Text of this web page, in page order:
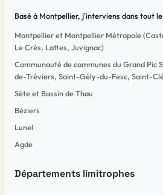
Basé à Montpellier, j'interviens dans tout
Montpellier et Montpellier Métropole
Le Crès, Lattes, Juvignac)
Communauté de communes du Grand Pic
de-Tréviers, Saint-Gély-du-Fesc, Saint-
Sète et Bassin de Thau
Béziers
Lunel
Agde
Départements limitrophes